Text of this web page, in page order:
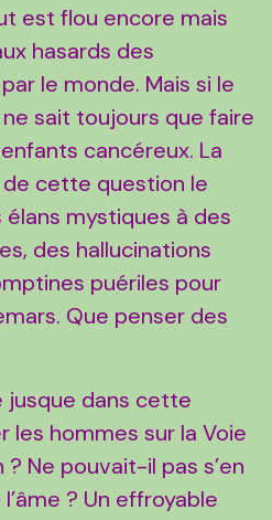
est flou encore mais
hasards des
le monde. Mais si le
ne sait toujours que faire
cancéreux. La
cette question le
mystiques à des
des hallucinations
puériles pour
Que penser des
jusque dans cette
hommes sur la Voie
Ne pouvait-il pas s’en
? Un effroyable